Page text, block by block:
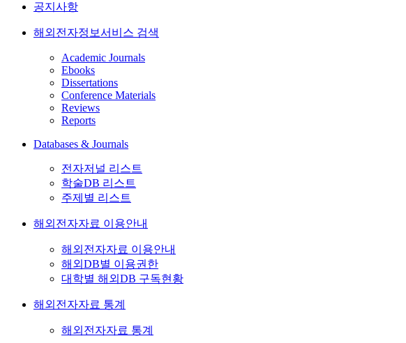
공지사항
해외전자정보서비스 검색
Academic Journals
Ebooks
Dissertations
Conference Materials
Reviews
Reports
Databases & Journals
전자저널 리스트
학술DB 리스트
주제별 리스트
해외전자자료 이용안내
해외전자자료 이용안내
해외DB별 이용권한
대학별 해외DB 구독현황
해외전자자료 통계
해외전자자료 통계